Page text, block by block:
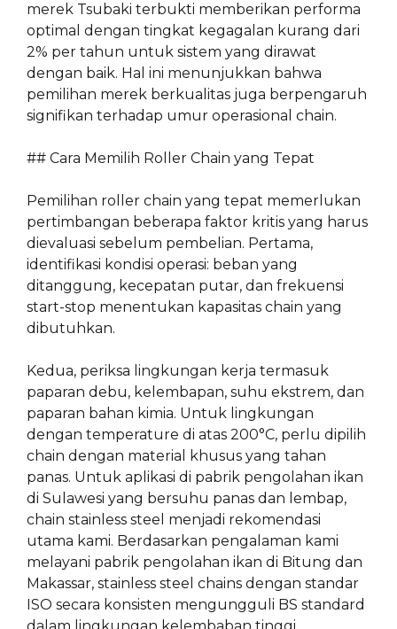
merek Tsubaki terbukti memberikan performa
optimal dengan tingkat kegagalan kurang dari
2% per tahun untuk sistem yang dirawat
dengan baik. Hal ini menunjukkan bahwa
pemilihan merek berkualitas juga berpengaruh
signifikan terhadap umur operasional chain.
## Cara Memilih Roller Chain yang Tepat
Pemilihan roller chain yang tepat memerlukan
pertimbangan beberapa faktor kritis yang harus
dievaluasi sebelum pembelian. Pertama,
identifikasi kondisi operasi: beban yang
ditanggung, kecepatan putar, dan frekuensi
start-stop menentukan kapasitas chain yang
dibutuhkan.
Kedua, periksa lingkungan kerja termasuk
paparan debu, kelembapan, suhu ekstrem, dan
paparan bahan kimia. Untuk lingkungan
dengan temperature di atas 200°C, perlu dipilih
chain dengan material khusus yang tahan
panas. Untuk aplikasi di pabrik pengolahan ikan
di Sulawesi yang bersuhu panas dan lembap,
chain stainless steel menjadi rekomendasi
utama kami. Berdasarkan pengalaman kami
melayani pabrik pengolahan ikan di Bitung dan
Makassar, stainless steel chains dengan standar
ISO secara konsisten mengungguli BS standard